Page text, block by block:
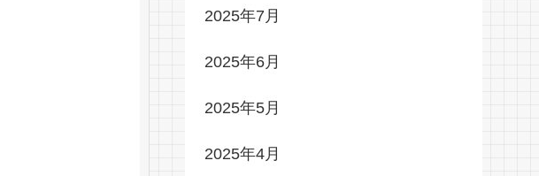
2025年7月
2025年6月
2025年5月
2025年4月